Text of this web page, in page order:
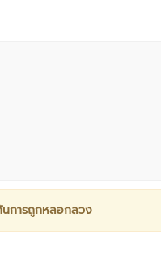
การถูกหลอกลวง